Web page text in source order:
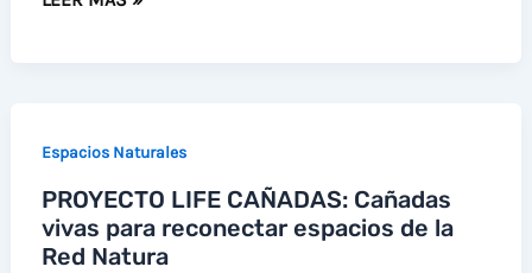
ABANDONA
EL
NIDO
Espacios Naturales
PROYECTO LIFE CAÑADAS: Cañadas
vivas para reconectar espacios de la
Red Natura